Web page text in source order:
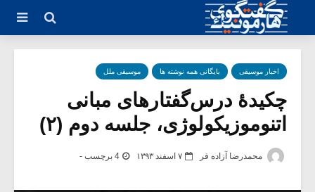
اخبار موسیقی بایگانی همه نوشته ها موسیقی ملل
چکیدۀ درس‌گفتارهای مبانی
اتنوموزیکولوژی، جلسه دوم (۲)
محمدرضا آزاده فر ۷ اسفند ۱۳۹۳ 4 برچسب -